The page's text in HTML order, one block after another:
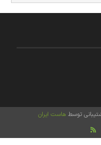
توسط هاست ایران